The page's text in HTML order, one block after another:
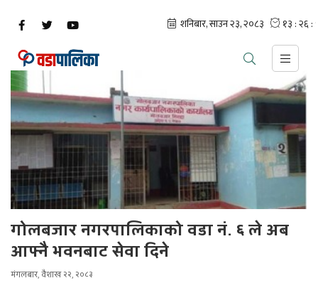
गोलबजार नगरपालिकाको वडा नं. ६ ले अब
आफ्नै भवनबाट सेवा दिने
मंगलबार, वैशाख २२, २०८३